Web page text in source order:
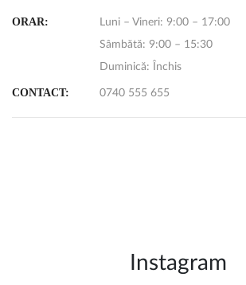
ORAR:
Luni – Vineri: 9:00 – 17:00
Sâmbătă: 9:00 – 15:30
Duminică: Închis
CONTACT: 0740 555 655
Instagram